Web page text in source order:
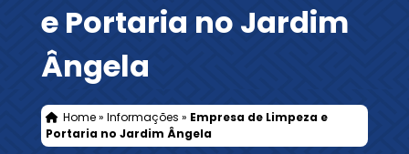
e Portaria no Jardim
Ângela
Home» Informações » Empresa de Limpeza e
Portaria no Jardim Ângela